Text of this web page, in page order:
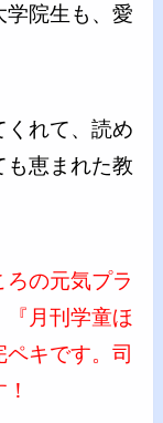
学院生も、愛
くれて、読め
も恵まれた教
ろの元気プラ
『月刊学童ほ
キです。司